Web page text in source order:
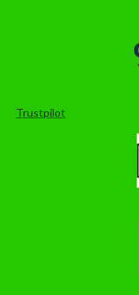
Trustpilot